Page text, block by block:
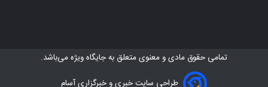
تمامی حقوق مادی و معنوی متعلق بهجایگاه ویژهمی‌باشد.
طراحی سایت خبری و خبرگزاری آسام